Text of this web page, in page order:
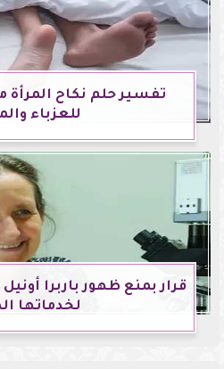
تفسير حلم نكاح المرأة
للعزباء
قرار بمنع ظهور باربرا
لخدماتها